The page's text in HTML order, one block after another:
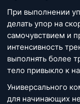
При выполнении
делать упор на
самочувствием и
интенсивность
выполнять более
тело привыкло к
Универсального
для начинающих не